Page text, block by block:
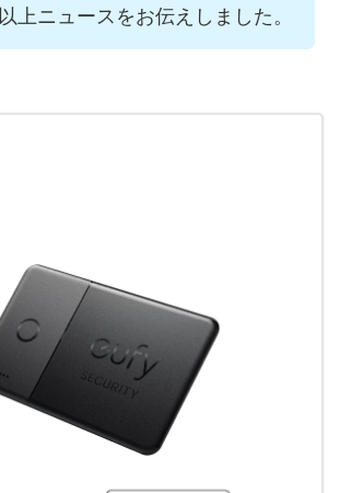
以上ニュースをお伝えしました。